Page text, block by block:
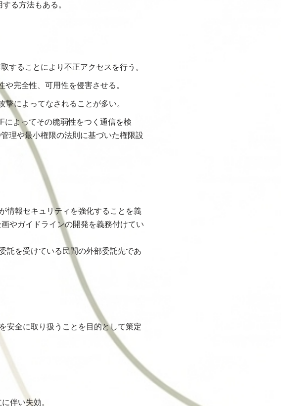
る方法もある。
することにより不正アクセスを行う。
完全性、可用性を侵害させる。
によってなされることが多い。
によってその脆弱性をつく通信を検
理や最小権限の法則に基づいた権限設
情報セキュリティを強化することを義
やガイドラインの開発を義務付けてい
託を受けている民間の外部委託先であ
安全に取り扱うことを目的として策定
伴い失効。